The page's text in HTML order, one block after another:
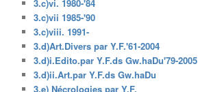
3.c)vi. 1980-'84
3.c)vii 1985-'90
3.c)viii. 1991-
3.d)Art.Divers par Y.F.'61-2004
3.d)i.Edito.par Y.F.ds Gw.haDu'79-2005
3.d)ii.Art.par Y.F.ds Gw.haDu
3.e) Nécrologies par Y.F.